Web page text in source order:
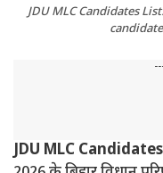
JDU MLC Candidates
JDU MLC